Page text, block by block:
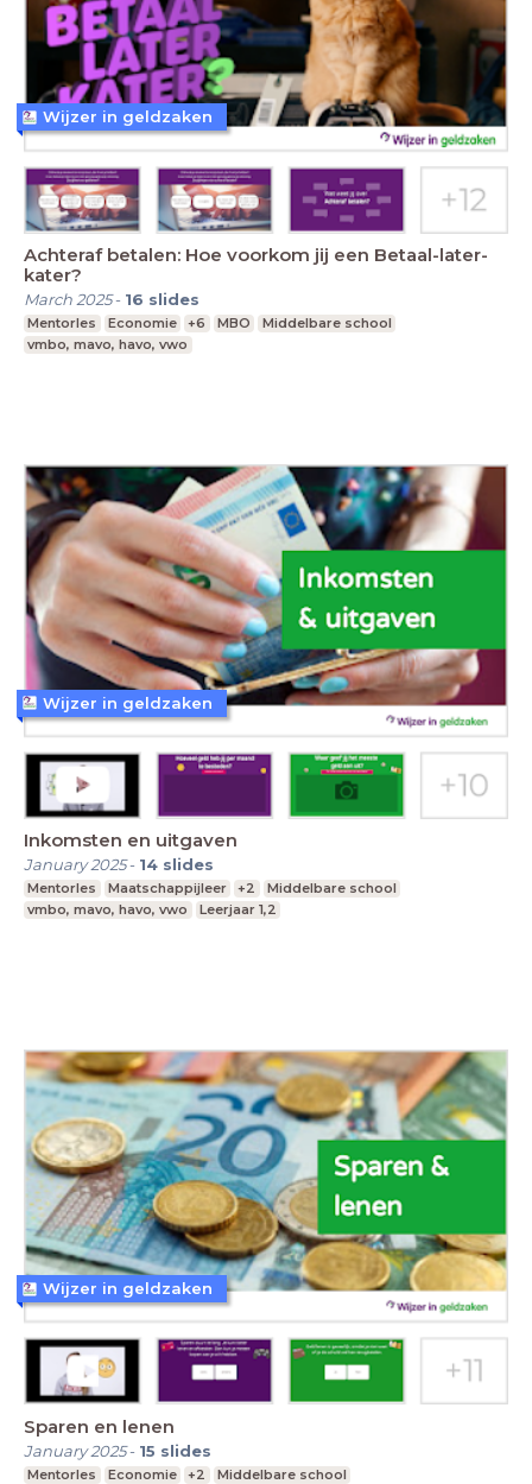
Achteraf betalen: Hoe voorkom jij een Betaal-later-
kater?
March 2025- 16 slides
Mentorles Economie +6 MBO
Middelbare school
vmbo, mavo, havo, vwo
Wijzer in geldzaken
Inkomsten en uitgaven
January 2025- 14 slides
Mentorles Maatschappijleer +2
Middelbare school
vmbo, mavo, havo, vwo
Leerjaar 1,2
Wijzer in geldzaken
Sparen en lenen
January 2025- 15 slides
Mentorles Economie +2
Middelbare school
Wijzer in geldzaken